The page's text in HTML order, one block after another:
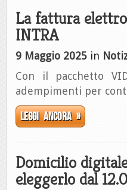
La fattura
INTRA
9 Maggio 2025 in
Con il pacchetto
adempimenti per
Leggi ancora »
Domicilio
eleggerlo dal